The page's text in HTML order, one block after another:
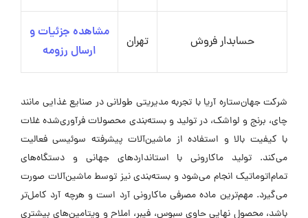
حسابدار فروش تهران
مشاهده جزئیات و
ارسال رزومه
شرکت جهان‌ستاره آریا با تجربه مدیریتی طولانی در صنایع غذایی مانند
چای، برنج و لواشک، در تولید و بسته‌بندی محصولات فرآوری‌شده غلات
با کیفیت بالا و استفاده از ماشین‌آلات پیشرفته سوئیسی فعالیت
می‌کند. تولید ماکارونی با استانداردهای جهانی و دستگاه‌های
تمام‌اتوماتیک انجام می‌شود و بسته‌بندی نیز توسط ماشین‌آلات صورت
می‌گیرد. مهم‌ترین ماده مصرفی ماکارونی آرد است و هرچه آرد کامل‌تر
باشد، محصول نهایی حاوی سبوس، فیبر، املاح و ویتامین‌های بیشتری